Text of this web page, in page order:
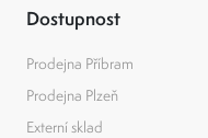
Dostupnost
Prodejna Příbram
Prodejna Plzeň
Externí sklad